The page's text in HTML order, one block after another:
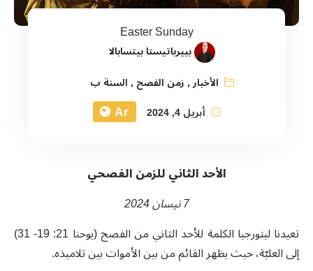
Easter Sunday
بييرباتيستا بيتسابالا
الأخبار, زمن الفصح , السنة ب
أبريل 4, 2024
Ar
الأحد الثاني للزمن الفصحي
7 نيسان 2024
تعيدنا ليتورجيا الكلمة للأحد الثاني من الفصح (يوحنا 21: 19- 31)
إلى العليّة، حيث يظهر القائم من بين الأموات بين تلاميذه.